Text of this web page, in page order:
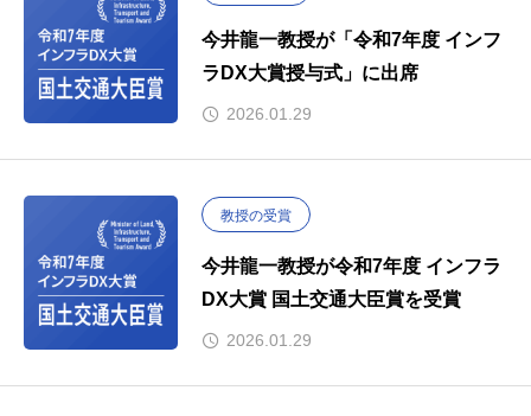
今井龍一教授が「令和7年度 インフ
ラDX大賞授与式」に出席
2026.01.29
教授の受賞
今井龍一教授が令和7年度 インフラ
DX大賞 国土交通大臣賞を受賞
2026.01.29